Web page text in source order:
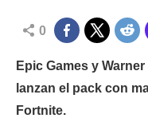
0
Epic Games y
lanzan el pack con
Fortnite.